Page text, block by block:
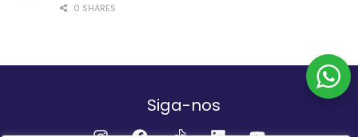
0 SHARES
Siga-nos